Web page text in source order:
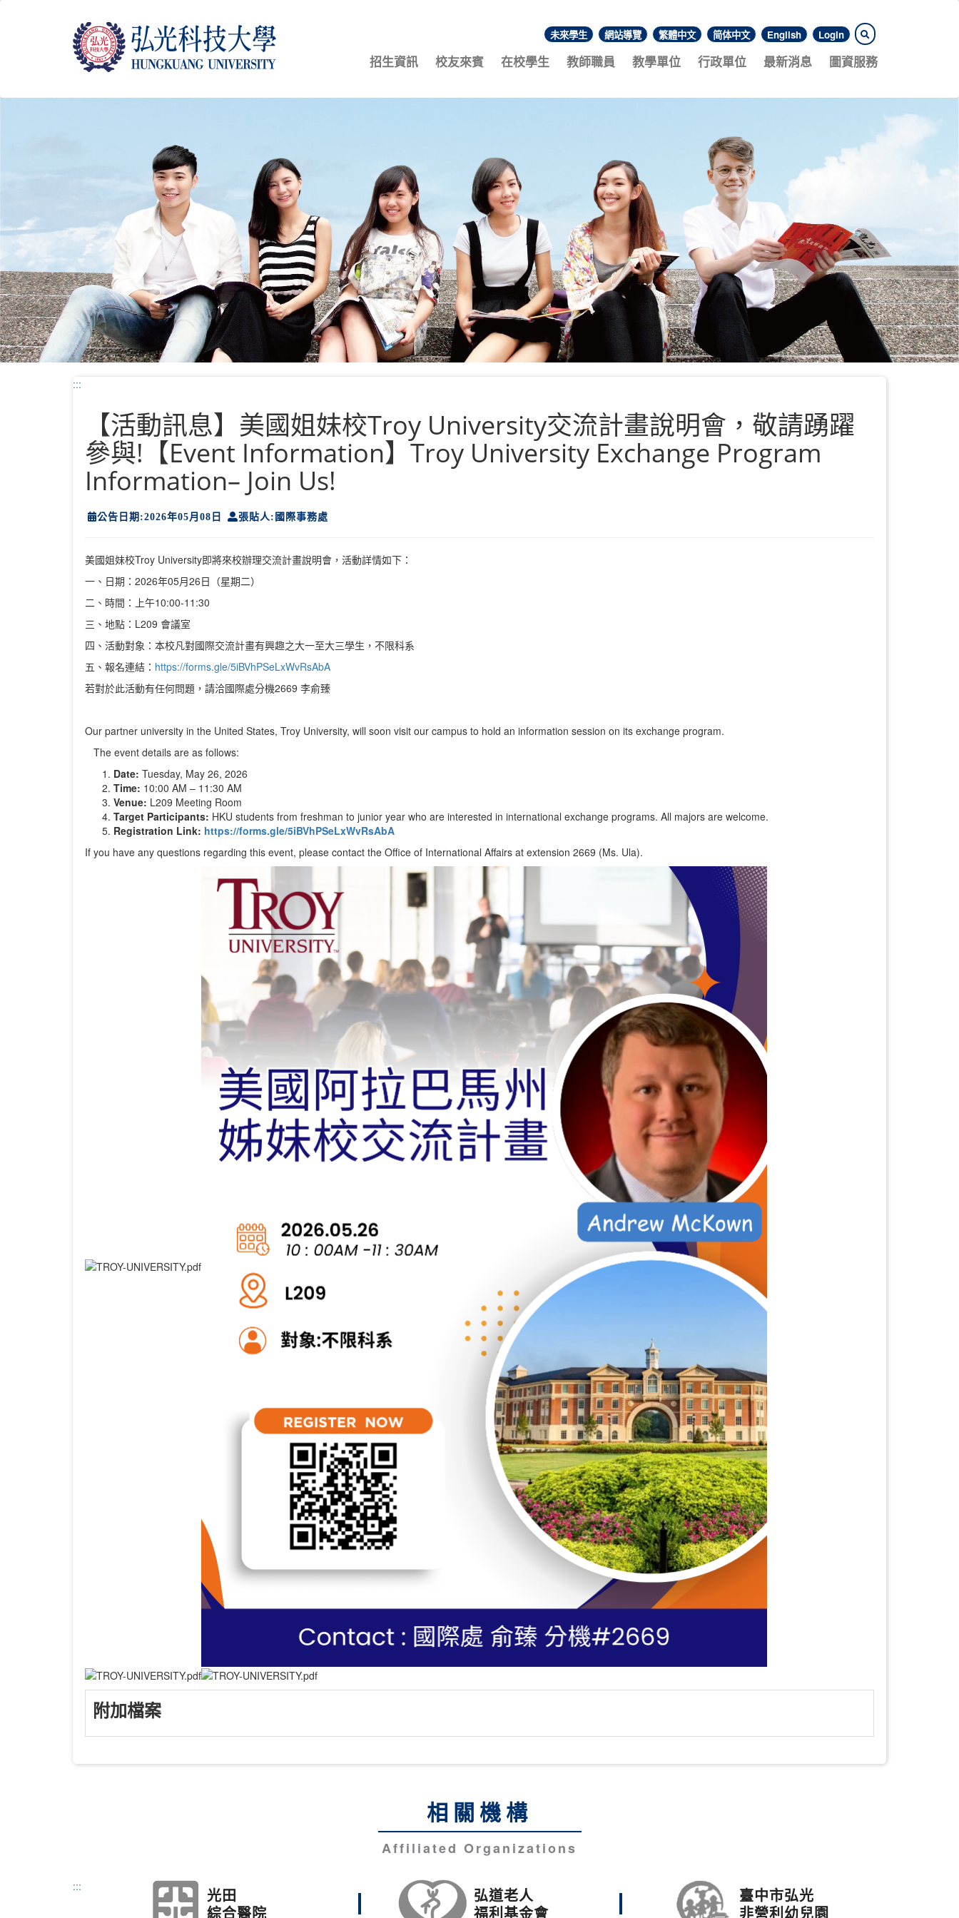
內
:::
未來學生 網站導覽 繁體中文 简体中文 English Login
招生資訊 校友來賓 在校學生 教師職員 教學單位 行政單位 最新消息 圖資服務
:::
【活動訊息】美國姐妹校Troy University交流計畫說明會，敬請踴躍
參與!【Event Information】Troy University Exchange Program
Information– Join Us!
公告日期:2026年05月08日 張貼人:國際事務處
美國姐妹校Troy University即將來校辦理交流計畫說明會，活動詳情如下：
一、日期：2026年05月26日（星期二）
二、時間：上午10:00-11:30
三、地點：L209 會議室
四、活動對象：本校凡對國際交流計畫有興趣之大一至大三學生，不限科系
五、報名連結： https://forms.gle/5iBVhPSeLxWvRsAbA
若對於此活動有任何問題，請洽國際處分機2669 李俞臻
Our partner university in the United States, Troy University, will soon visit our campus to hold an information session on its exchange program.
The event details are as follows:
Date: Tuesday, May 26, 2026
Time: 10:00 AM – 11:30 AM
Venue: L209 Meeting Room
Target Participants: HKU students from freshman to junior year who are interested in international exchange programs. All majors are welcome.
Registration Link: https://forms.gle/5iBVhPSeLxWvRsAbA
If you have any questions regarding this event, please contact the Office of International Affairs at extension 2669 (Ms. Ula).
附加檔案
相關機構
Affiliated Organizations
:::
光田
綜合醫院
弘道老人
福利基金會
臺中市弘光
非營利幼兒園